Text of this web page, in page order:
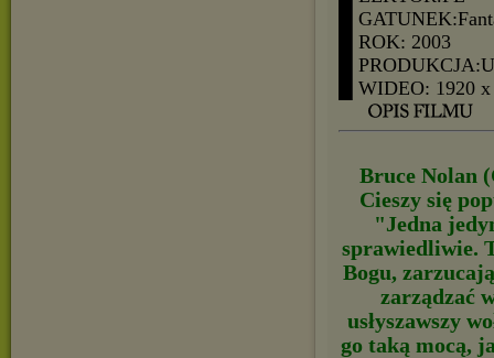
█
█ ROK: 2003
█
█ WIDEO: 1920
Bruce Nolan
Cieszy się
"Jedna
sprawiedliwie.
Bogu,
zarządzać
usłyszawszy
go taką mocą,